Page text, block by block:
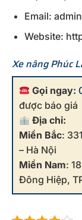
Email:
Website:
Xe nâng Phúc
Gọi ngay:
được báo giá
Địa chỉ:
Miền Bắc:
– Hà Nội
Miền Nam:
Đông Hiệp,